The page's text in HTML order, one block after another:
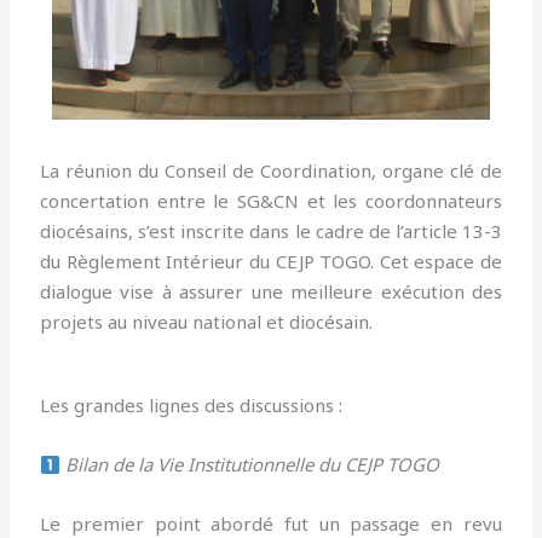
La réunion du Conseil de Coordination, organe clé de
concertation entre le SG&CN et les coordonnateurs
diocésains, s’est inscrite dans le cadre de l’article 13-3
du Règlement Intérieur du CEJP TOGO. Cet espace de
dialogue vise à assurer une meilleure exécution des
projets au niveau national et diocésain.
Les grandes lignes des discussions :
Bilan de la Vie Institutionnelle du CEJP TOGO
Le premier point abordé fut un passage en revu